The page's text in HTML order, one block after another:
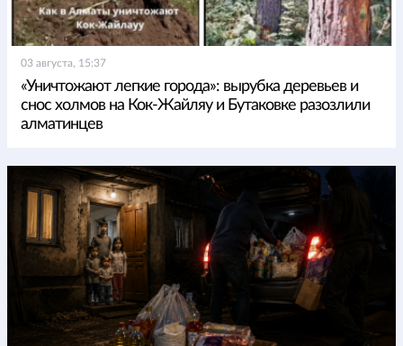
03 августа, 15:37
«Уничтожают легкие города»: вырубка деревьев и
снос холмов на Кок-Жайляу и Бутаковке разозлили
алматинцев